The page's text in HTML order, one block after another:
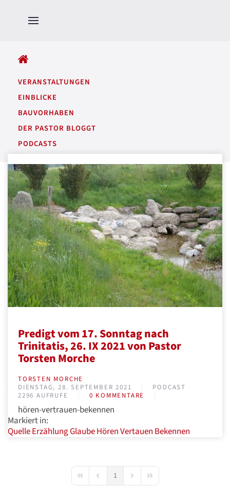
VERANSTALTUNGEN
EINBLICKE
BAUVORHABEN
DER PASTOR BLOGGT
PODCASTS
Predigt vom 17. Sonntag nach
Trinitatis, 26. IX 2021 von Pastor
Torsten Morche
TORSTEN MORCHE
DIENSTAG, 28. SEPTEMBER 2021
PODCAST
2296 AUFRUFE
0 KOMMENTARE
hören-vertrauen-bekennen
Markiert in:
QuelleErzählungGlaubeHörenVertauen Bekennen
First PagePrevious Page
1 Next PageLast Page